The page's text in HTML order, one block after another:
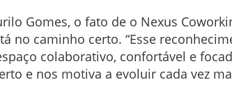
Gomes, o fato de o Nexus
no caminho certo. “Esse
colaborativo, confortável e
e nos motiva a evoluir cada vez